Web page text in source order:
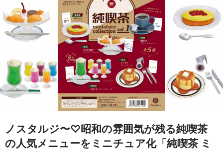
ノスタルジ〜♡昭和の雰囲気が残る純喫茶
の人気メニューをミニチュア化「純喫茶 ミ